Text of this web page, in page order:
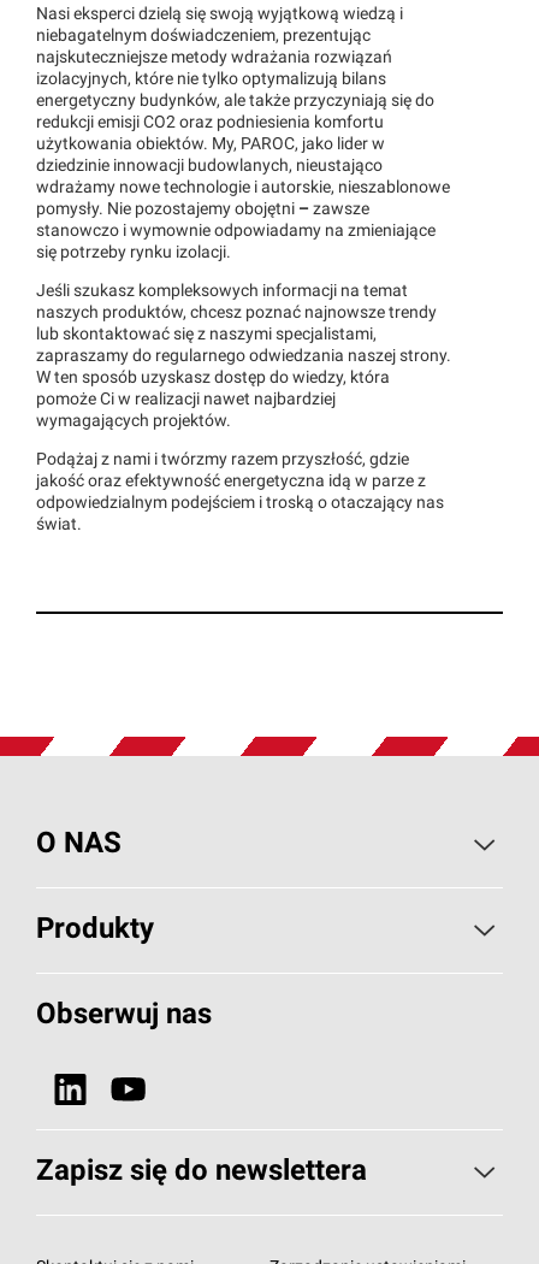
Nasi eksperci dzielą się swoją wyjątkową wiedzą i
niebagatelnym doświadczeniem, prezentując
najskuteczniejsze metody wdrażania rozwiązań
izolacyjnych, które nie tylko optymalizują bilans
energetyczny budynków, ale także przyczyniają się do
redukcji emisji CO2 oraz podniesienia komfortu
użytkowania obiektów. My, PAROC, jako lider w
dziedzinie innowacji budowlanych, nieustająco
wdrażamy nowe technologie i autorskie, nieszablonowe
pomysły. Nie pozostajemy obojętni – zawsze
stanowczo i wymownie odpowiadamy na zmieniające
się potrzeby rynku izolacji.
Jeśli szukasz kompleksowych informacji na temat
naszych produktów, chcesz poznać najnowsze trendy
lub skontaktować się z naszymi specjalistami,
zapraszamy do regularnego odwiedzania naszej strony.
W ten sposób uzyskasz dostęp do wiedzy, która
pomoże Ci w realizacji nawet najbardziej
wymagających projektów.
Podążaj z nami i twórzmy razem przyszłość, gdzie
jakość oraz efektywność energetyczna idą w parze z
odpowiedzialnym podejściem i troską o otaczający nas
świat.
O NAS
O PAROC
Wiadomości i artykuły
Projekty referencyjne
Dlaczego wełna kamienna?
Produkty
Izolacje Budowlane
Obserwuj nas
Zapisz się do newslettera